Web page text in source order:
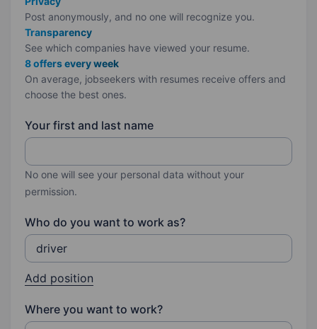
Post anonymously, and no one will recognize you.
Transparency
See which companies have viewed your resume.
8 offers every week
On average, jobseekers with resumes receive offers and
choose the best ones.
Your first and last name
No one will see your personal data without your
permission.
Who do you want to work as?
Add position
Where you want to work?